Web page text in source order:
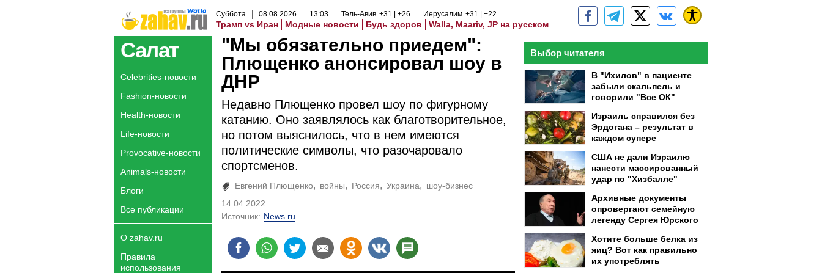
Суббота 08.08.2026 13:03 Тель-Авив +31 +26 Иерусалим +31 +22
Трамп vs Иран Модные новости Будь здоров Walla, Maariv, JP на русском
Салат
Celebrities-новости
Fashion-новости
Health-новости
Life-новости
Provocative-новости
Animals-новости
Блоги
Все публикации
О zahav.ru
Правила
использования
"Мы обязательно приедем":
Плющенко анонсировал шоу в
ДНР
Недавно Плющенко провел шоу по фигурному
катанию. Оно заявлялось как благотворительное,
но потом выяснилось, что в нем имеются
политические символы, что разочаровало
спортсменов.
Евгений Плющенко войны Россия Украина
шоу-бизнес
14.04.2022
Источник: News.ru
Выбор читателя
В "Ихилов" в пациенте
забыли скальпель и
говорили "Все ОК"
Израиль справился без
Эрдогана – результат в
каждом супере
США не дали Израилю
нанести массированный
удар по "Хизбалле"
Архивные документы
опровергают семейную
легенду Сергея Юрского
Хотите больше белка из
яиц? Вот как правильно
их употреблять